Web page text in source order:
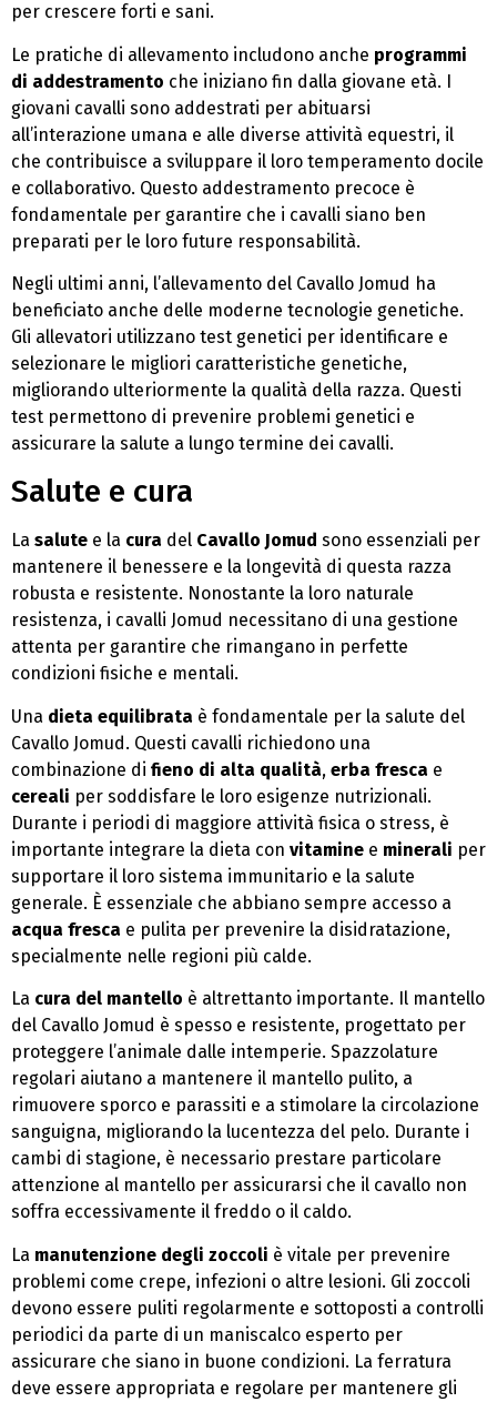
per crescere forti e sani.
Le pratiche di allevamento includono anche programmi
di addestramento che iniziano fin dalla giovane età. I
giovani cavalli sono addestrati per abituarsi
all’interazione umana e alle diverse attività equestri, il
che contribuisce a sviluppare il loro temperamento docile
e collaborativo. Questo addestramento precoce è
fondamentale per garantire che i cavalli siano ben
preparati per le loro future responsabilità.
Negli ultimi anni, l’allevamento del Cavallo Jomud ha
beneficiato anche delle moderne tecnologie genetiche.
Gli allevatori utilizzano test genetici per identificare e
selezionare le migliori caratteristiche genetiche,
migliorando ulteriormente la qualità della razza. Questi
test permettono di prevenire problemi genetici e
assicurare la salute a lungo termine dei cavalli.
Salute e cura
La salute e la cura del Cavallo Jomud sono essenziali per
mantenere il benessere e la longevità di questa razza
robusta e resistente. Nonostante la loro naturale
resistenza, i cavalli Jomud necessitano di una gestione
attenta per garantire che rimangano in perfette
condizioni fisiche e mentali.
Una dieta equilibrata è fondamentale per la salute del
Cavallo Jomud. Questi cavalli richiedono una
combinazione di fieno di alta qualità, erba fresca e
cereali per soddisfare le loro esigenze nutrizionali.
Durante i periodi di maggiore attività fisica o stress, è
importante integrare la dieta con vitamine e minerali per
supportare il loro sistema immunitario e la salute
generale. È essenziale che abbiano sempre accesso a
acqua fresca e pulita per prevenire la disidratazione,
specialmente nelle regioni più calde.
La cura del mantello è altrettanto importante. Il mantello
del Cavallo Jomud è spesso e resistente, progettato per
proteggere l’animale dalle intemperie. Spazzolature
regolari aiutano a mantenere il mantello pulito, a
rimuovere sporco e parassiti e a stimolare la circolazione
sanguigna, migliorando la lucentezza del pelo. Durante i
cambi di stagione, è necessario prestare particolare
attenzione al mantello per assicurarsi che il cavallo non
soffra eccessivamente il freddo o il caldo.
La manutenzione degli zoccoli è vitale per prevenire
problemi come crepe, infezioni o altre lesioni. Gli zoccoli
devono essere puliti regolarmente e sottoposti a controlli
periodici da parte di un maniscalco esperto per
assicurare che siano in buone condizioni. La ferratura
deve essere appropriata e regolare per mantenere gli